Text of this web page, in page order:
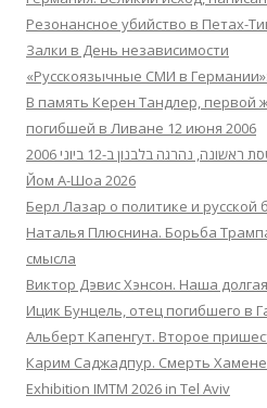
Резонансное убийство в Петах-
Залки в День независимости
«Русскоязычные СМИ в
В память Керен Тандлер,
погибшей в Ливане 12 июня 2006
נהרגה בלבנון ב-12 ביוני 2006
Йом А-Шоа 2026
Берл Лазар о политике и русской
Наталья Плюснина. Борьба
смысла
Виктор Дэвис Хэнсон. Наша
Ицик Бунцель, отец погибшего в
Альберт Капенгут. Второе
Карим Саджадпур. Смерть
Exhibition IMTM 2026 in Tel Aviv